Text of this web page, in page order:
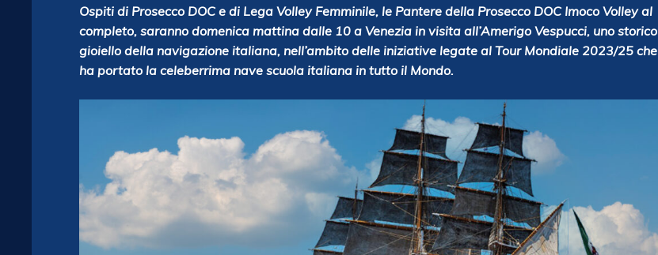
Ospiti di Prosecco DOC e di Lega Volley Femminile, le Pantere della Prosecco DOC Imoco Volley al
completo, saranno domenica mattina dalle 10 a Venezia in visita all’Amerigo Vespucci, uno storico
gioiello della navigazione italiana, nell’ambito delle iniziative legate al Tour Mondiale 2023/25 che
ha portato la celeberrima nave scuola italiana in tutto il Mondo.